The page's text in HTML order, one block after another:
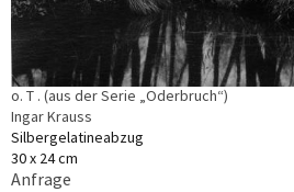
o. T . (aus der Serie „Oderbruch“)
Ingar Krauss
Silbergelatineabzug
30 x 24 cm
Anfrage